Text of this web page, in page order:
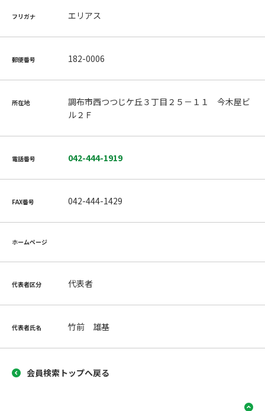
フリガナ エリアス
郵便番号 182-0006
所在地
調布市西つつじケ丘３丁目２５－１１ 今木屋ビ
ル２Ｆ
電話番号 042-444-1919
FAX番号 042-444-1429
ホームページ
代表者区分 代表者
代表者氏名 竹前 雄基
会員検索トップへ戻る